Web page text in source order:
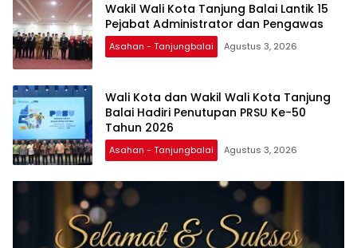
Wakil Wali Kota Tanjung Balai Lantik 15
Pejabat Administrator dan Pengawas
Asahan - Tanjungbalai Agustus 3, 2026
Wali Kota dan Wakil Wali Kota Tanjung
Balai Hadiri Penutupan PRSU Ke-50
Tahun 2026
Asahan - Tanjungbalai Agustus 3, 2026